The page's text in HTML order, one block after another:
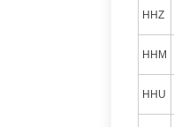
HHZ
HHM
HHU